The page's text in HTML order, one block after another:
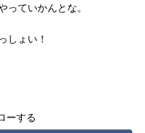
っていかんとな。
しょい！
ーする